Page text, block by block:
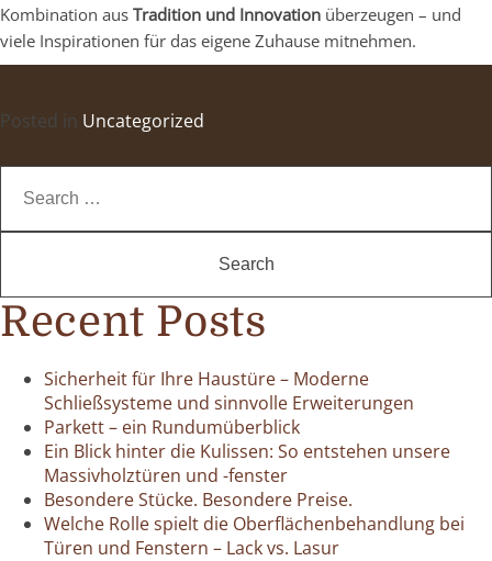
Kombination aus Tradition und Innovation überzeugen – und
viele Inspirationen für das eigene Zuhause mitnehmen.
Posted in Uncategorized
for:
Recent Posts
Sicherheit für Ihre Haustüre – Moderne
Schließsysteme und sinnvolle Erweiterungen
Parkett – ein Rundumüberblick
Ein Blick hinter die Kulissen: So entstehen unsere
Massivholztüren und -fenster
Besondere Stücke. Besondere Preise.
Welche Rolle spielt die Oberflächenbehandlung bei
Türen und Fenstern – Lack vs. Lasur